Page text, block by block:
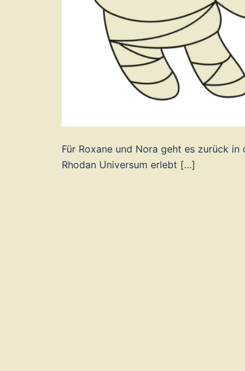
Für Roxane und Nora geht es zurück
Rhodan Universum erlebt […]